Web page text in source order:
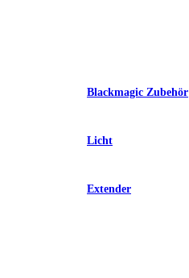
Blackmagic Zubehör
Licht
Extender